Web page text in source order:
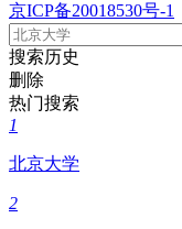
京ICP备20018530号-1
搜索历史
删除
热门搜索
1
北京大学
2